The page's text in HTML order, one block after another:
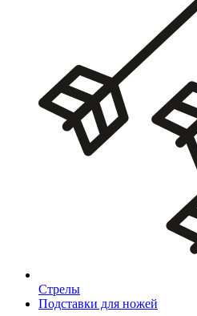
Стрелы
Подставки для ножей